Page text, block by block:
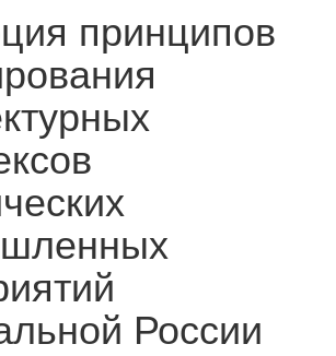
принципов
России